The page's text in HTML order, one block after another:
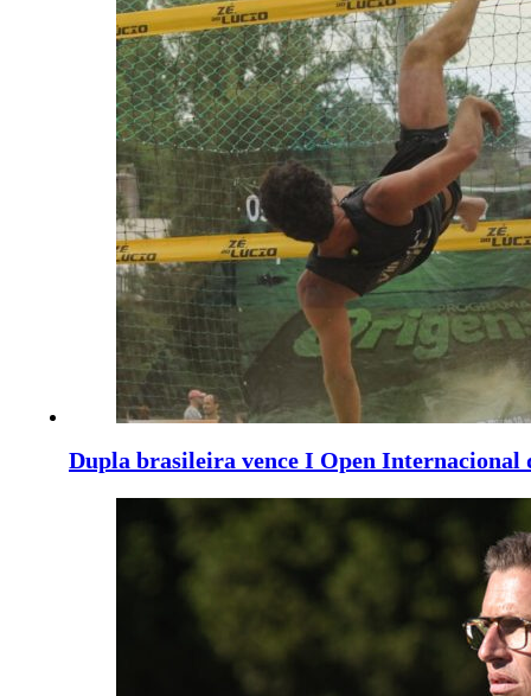
Dupla brasileira vence I Open Internacional